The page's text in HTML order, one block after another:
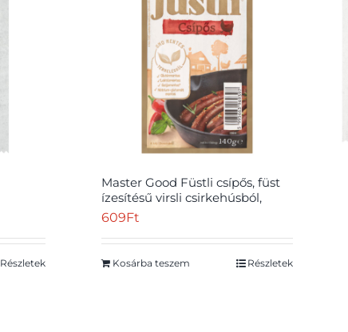
Részletek
Master Good Füstli csípős, füst
ízesítésű virsli csirkehúsból,
jalapeno paprikával 140 g
609Ft
Kosárba teszem Részletek